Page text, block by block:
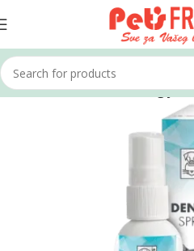
Home Psi Kozmetika i higijena